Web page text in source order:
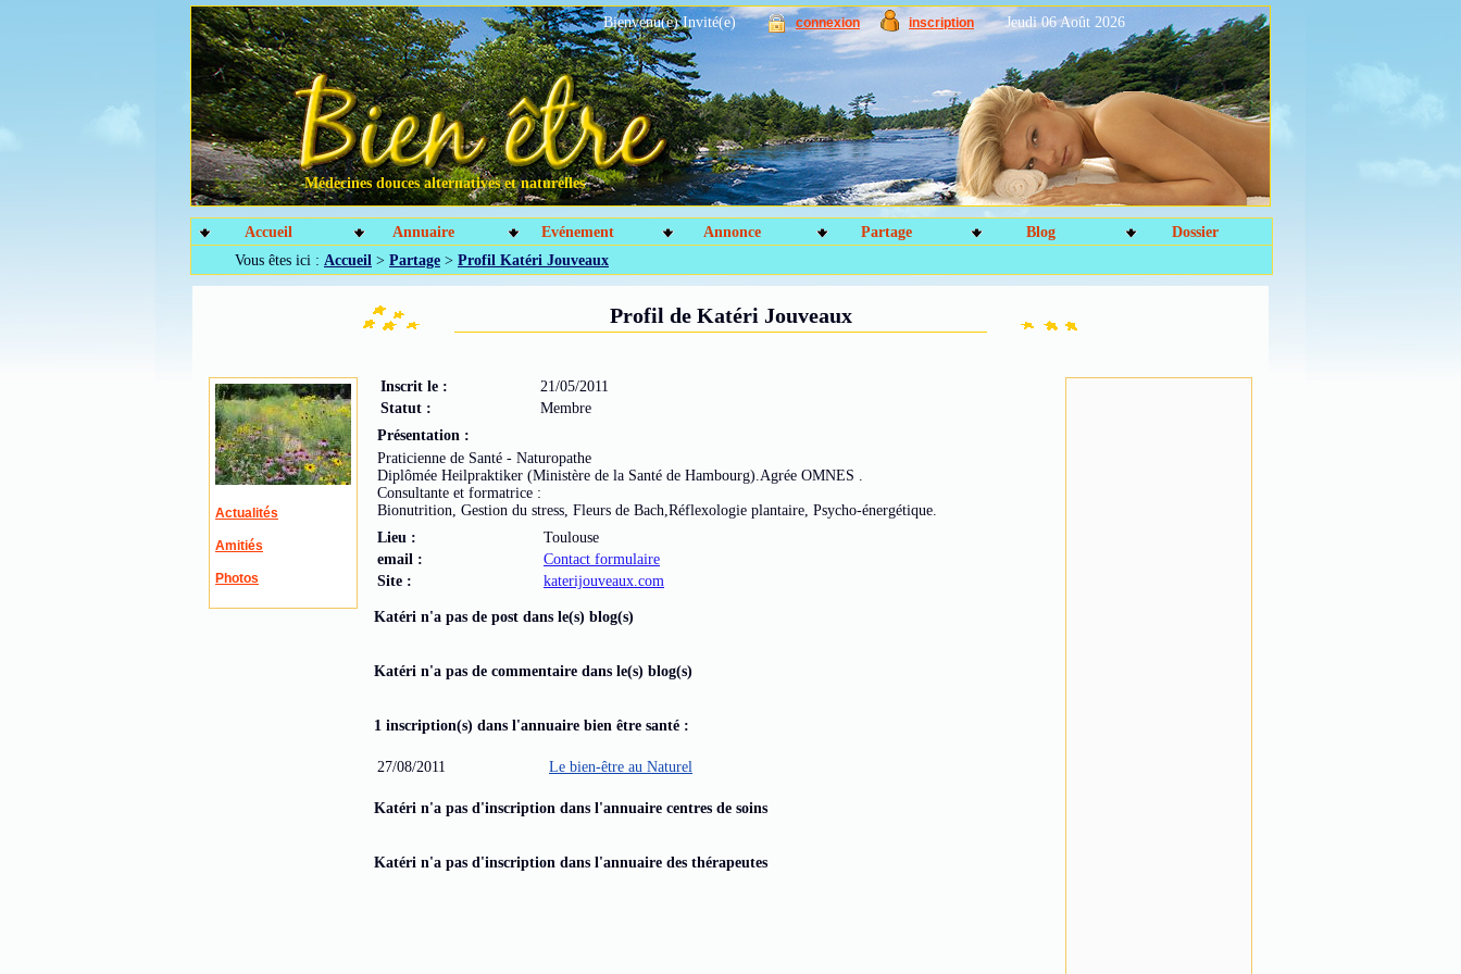
Bienvenu(e) Invité(e) connexion inscription Jeudi 06 Août 2026
Médecines douces alternatives et naturelles
Accueil Annuaire Evénement Annonce Partage Blog
Dossier
Vous êtes ici : Accueil > Partage > Profil Katéri Jouveaux
Profil de Katéri Jouveaux
Actualités
Amitiés
Photos
Inscrit le :
21/05/2011
Statut :
Membre
Présentation :
Praticienne de Santé - Naturopathe
Diplômée Heilpraktiker (Ministère de la Santé de Hambourg).Agrée OMNES .
Consultante et formatrice :
Bionutrition, Gestion du stress, Fleurs de Bach,Réflexologie plantaire, Psycho-énergétique.
Lieu :
Toulouse
email :
Contact formulaire
Site :
katerijouveaux.com
Katéri n'a pas de post dans le(s) blog(s)
Katéri n'a pas de commentaire dans le(s) blog(s)
1 inscription(s) dans l'annuaire bien être santé :
27/08/2011 Le bien-être au Naturel
Katéri n'a pas d'inscription dans l'annuaire centres de soins
Katéri n'a pas d'inscription dans l'annuaire des thérapeutes